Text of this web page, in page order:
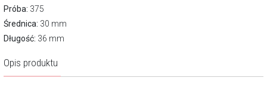
Próba: 375
Średnica: 30 mm
Długość: 36 mm
Opis produktu